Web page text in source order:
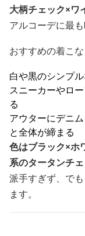
大柄チェック×ワ
アルコーデに最も
おすすめの着こな
白や黒のシンプ
スニーカーやロ
る
アウターにデニ
と全体が締まる
色はブラック×ホ
系のタータンチ
派手すぎず、で
ます。